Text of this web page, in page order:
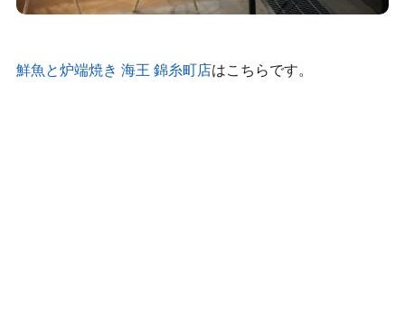
鮮魚と炉端焼き 海王 錦糸町店はこちらです。